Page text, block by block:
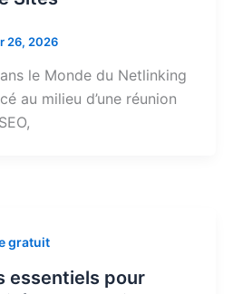
26, 2026
le Monde du Netlinking
au milieu d’une réunion
gratuit
essentiels pour